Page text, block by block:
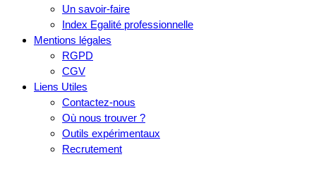
Un savoir-faire
Index Egalité professionnelle
Mentions légales
RGPD
CGV
Liens Utiles
Contactez-nous
Où nous trouver ?
Outils expérimentaux
Recrutement